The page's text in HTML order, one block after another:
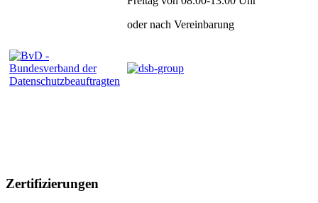
oder nach Vereinbarung
Zertifizierungen